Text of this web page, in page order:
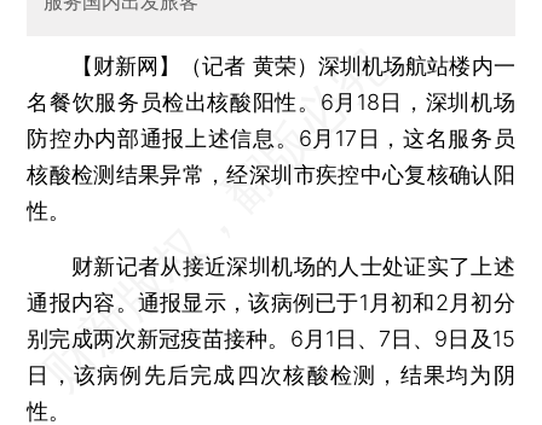
【财新网】（记者 黄荣） 深圳机场航站楼内一
名餐饮服务员检出核酸阳性。6月18日，深圳机场
防控办内部通报上述信息。6月17日，这名服务员
核酸检测结果异常，经深圳市疾控中心复核确认阳
性。
财新记者从接近深圳机场的人士处证实了上述
通报内容。通报显示，该病例已于1月初和2月初分
别完成两次新冠疫苗接种。6月1日、7日、9日及15
日，该病例先后完成四次核酸检测，结果均为阴
性。